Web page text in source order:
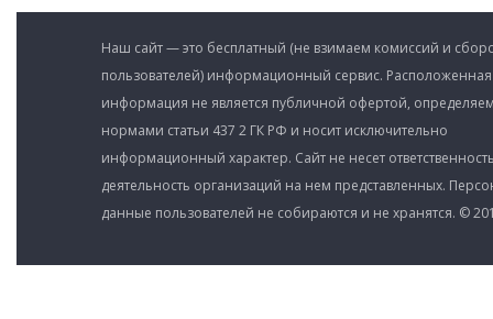
Наш сайт — это бесплатный (не взимаем комиссий и
пользователей) информационный сервис.
информация не является публичной офертой,
нормами статьи 437 2 ГК РФ и носит исключительно
информационный характер. Сайт не несет
деятельность организаций на нем представленных.
данные пользователей не собираются и не хранятся. ©